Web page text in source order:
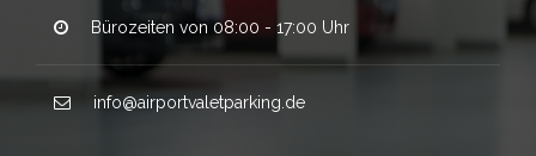
Bürozeiten von 08:00 - 17:00 Uhr
info@airportvaletparking.de